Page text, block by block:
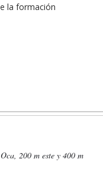
la formación
200 m este y 400 m